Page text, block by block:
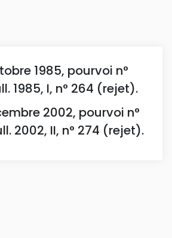
1985, pourvoi n°
1985, I, n° 264 (rejet).
2002, pourvoi n°
2002, II, n° 274 (rejet).